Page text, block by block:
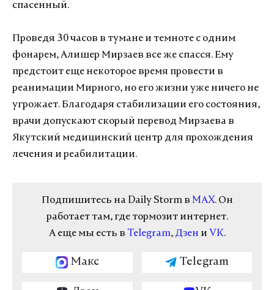
спасенный.
Проведя 30 часов в тумане и темноте с одним
фонарем, Алишер Мирзаев все же спасся. Ему
предстоит еще некоторое время провести в
реанимации Мирного, но его жизни уже ничего не
угрожает. Благодаря стабилизации его состояния,
врачи допускают скорый перевод Мирзаева в
Якутский медицинский центр для прохождения
лечения и реабилитации.
Подпишитесь на Daily Storm в MAX. Он
работает там, где тормозит интернет.
А еще мы есть в Telegram, Дзен и VK.
Макс Telegram